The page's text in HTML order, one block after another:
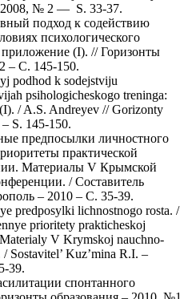
2008, № 2 — S. 33-37.
подход к содействию
психологического
приложение (I). // Горизонты
– C. 145-150.
podhod k sodejstviju
psihologicheskogo treninga:
/ A.S. Andreyev // Gorizonty
S. 145-150.
предпосылки личностного
практической
Материалы V Крымской
/ Составитель
– 2010 – C. 35-39.
predposylki lichnostnogo rosta. /
prioritety prakticheskoj
V Krymskoj nauchno-
Sostavitel’ Kuz’mina R.I. –
39.
спонтанного